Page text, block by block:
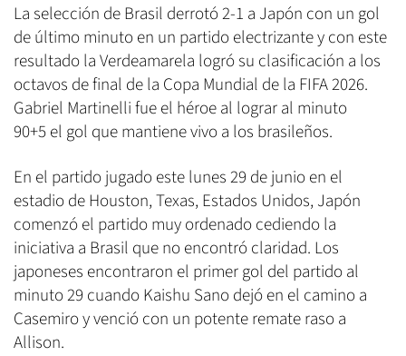
La selección de Brasil derrotó 2-1 a Japón con un gol
de último minuto en un partido electrizante y con este
resultado la Verdeamarela logró su clasificación a los
octavos de final de la Copa Mundial de la FIFA 2026.
Gabriel Martinelli fue el héroe al lograr al minuto
90+5 el gol que mantiene vivo a los brasileños.
En el partido jugado este lunes 29 de junio en el
estadio de Houston, Texas, Estados Unidos, Japón
comenzó el partido muy ordenado cediendo la
iniciativa a Brasil que no encontró claridad. Los
japoneses encontraron el primer gol del partido al
minuto 29 cuando Kaishu Sano dejó en el camino a
Casemiro y venció con un potente remate raso a
Allison.